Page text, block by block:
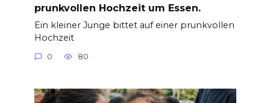
prunkvollen Hochzeit um Essen.
Ein kleiner Junge bittet auf einer prunkvollen
Hochzeit
0 80